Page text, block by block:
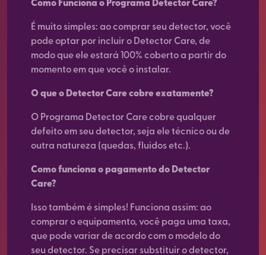
Como Funciona o Programa Detector Care?
É muito simples: ao comprar seu detector, você
pode optar por incluir o Detector Care, de
modo que ele estará 100% coberto a partir do
momento em que você o instalar.
O que o Detector Care cobre exatamente?
O Programa Detector Care cobre qualquer
defeito em seu detector, seja ele técnico ou de
outra natureza (quedas, fluidos etc.).
Como funciona o pagamento do Detector
Care?
Isso também é simples! Funciona assim: ao
comprar o equipamento, você paga uma taxa,
que pode variar de acordo com o modelo do
seu detector. Se precisar substituir o detector,